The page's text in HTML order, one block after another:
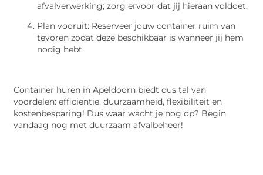
afvalverwerking; zorg ervoor dat jij hieraan voldoet.
Plan vooruit: Reserveer jouw container ruim van
tevoren zodat deze beschikbaar is wanneer jij hem
nodig hebt.
Container huren in Apeldoorn biedt dus tal van
voordelen: efficiëntie, duurzaamheid, flexibiliteit en
kostenbesparing! Dus waar wacht je nog op? Begin
vandaag nog met duurzaam afvalbeheer!